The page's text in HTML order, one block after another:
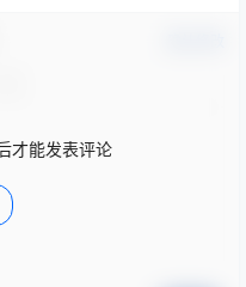
才能发表评论